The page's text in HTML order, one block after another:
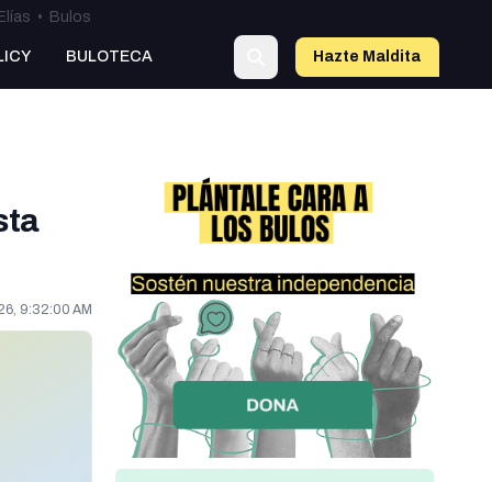
• Bulos
BULOTECA Hazte Maldita
9:32:00 AM